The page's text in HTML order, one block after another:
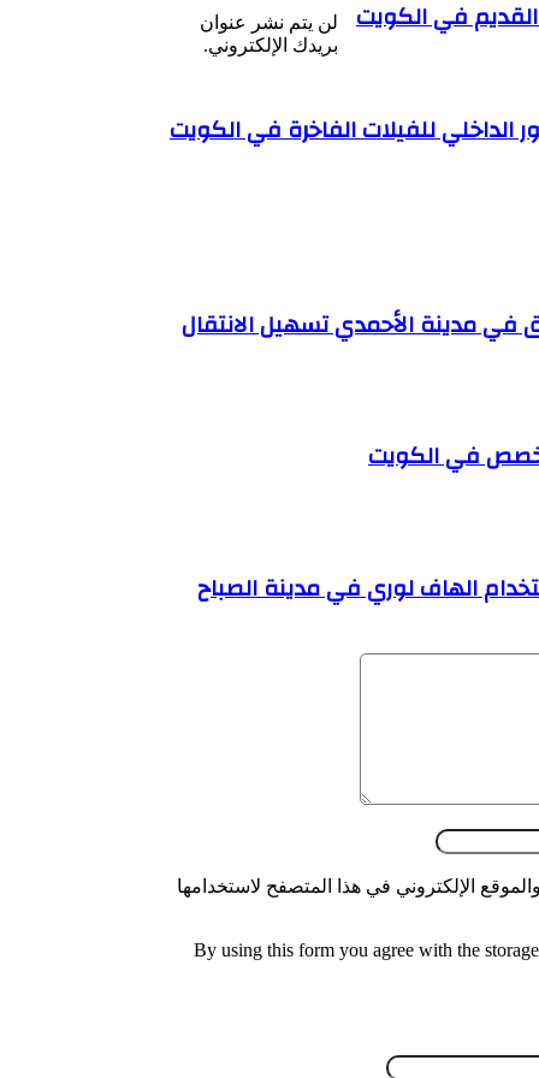
في الكويت
الداخلي للفيلات الفاخرة في الكويت
مدينة الأحمدي تسهيل الانتقال
في الكويت
الهاف لوري في مدينة الصباح
لن يتم نشر عنوان
بريدك الإلكتروني.
الإلكتروني في هذا المتصفح لاستخدامها
By using this form you agree with the